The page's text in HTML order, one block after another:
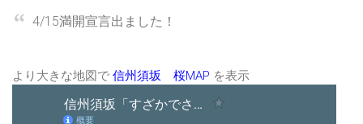
4/15満開宣言出ました！
より大きな地図で 信州須坂 桜MAP を表示